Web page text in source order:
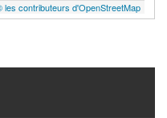
les contributeurs d'OpenStreetMap